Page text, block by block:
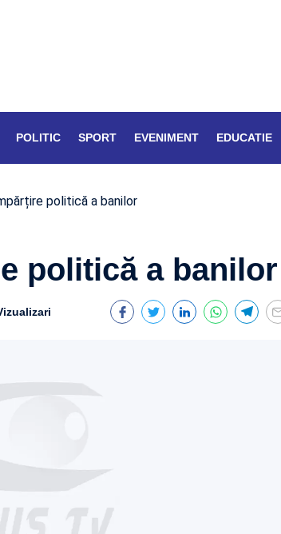
POLITIC SPORT EVENIMENT EDUCATIE
politică a banilor
politică a banilor